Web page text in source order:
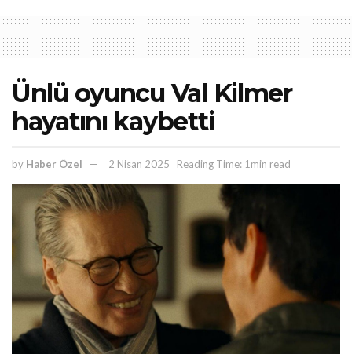
Ünlü oyuncu Val Kilmer
hayatını kaybetti
by Haber Özel 2 Nisan 2025 Reading Time: 1min read